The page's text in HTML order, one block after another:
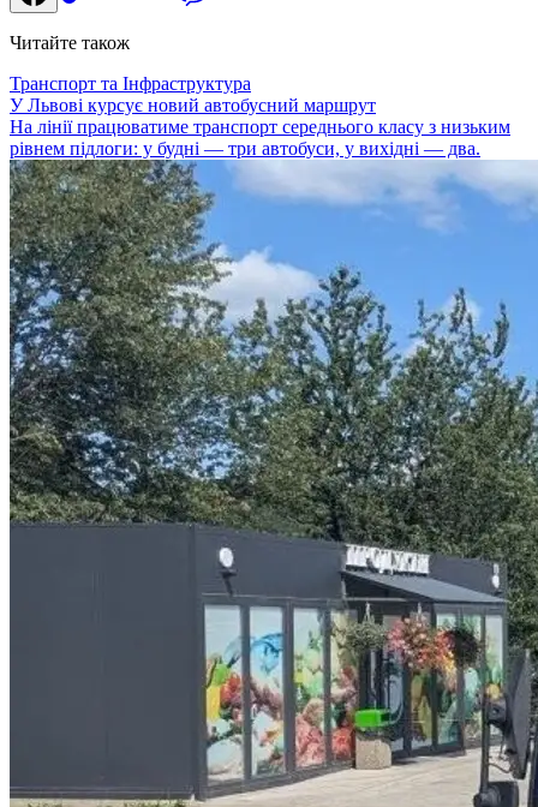
Читайте також
Транспорт та Інфраструктура
У Львові курсує новий автобусний маршрут
На лінії працюватиме транспорт середнього класу з низьким
рівнем підлоги: у будні — три автобуси, у вихідні — два.